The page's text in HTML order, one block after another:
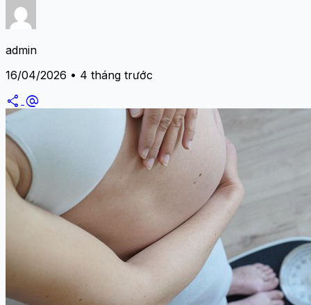
admin
16/04/2026 • 4 tháng trước
share alternate_email